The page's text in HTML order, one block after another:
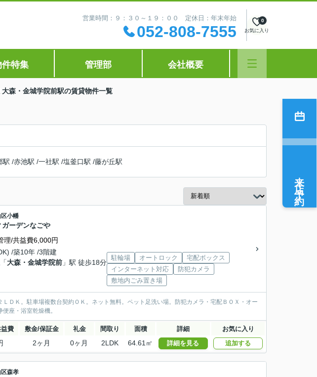
営業時間：９：３０～１９：００ 定休日：年末年始
052-808-7555 お気に入り
0
件特集 管理部 会社概要
森・金城学院前駅の賃貸物件一覧
駅 /赤池駅 /一社駅 /塩釜口駅 /藤が丘駅
小幡
ガーデンなごや
理/共益費6,000円
/築10年 /3階建
「大森・金城学院前 」駅 徒歩18分
駐輪場 オートロック
宅配ボックス
インターネット対応
防犯カメラ
敷地内ごみ置き場
ＤＫ。駐車場複数台契約ＯＫ。ネット無料。ペット足洗い場。防犯カメラ・宅配ＢＯＸ・オー
座・浴室乾燥機。
費 敷金/保証金 礼金 間取り 面積 詳細 お気に入り
2ヶ月 0ヶ月 2LDK 64.61㎡ 詳細を見る 追加する
森孝
来店予約